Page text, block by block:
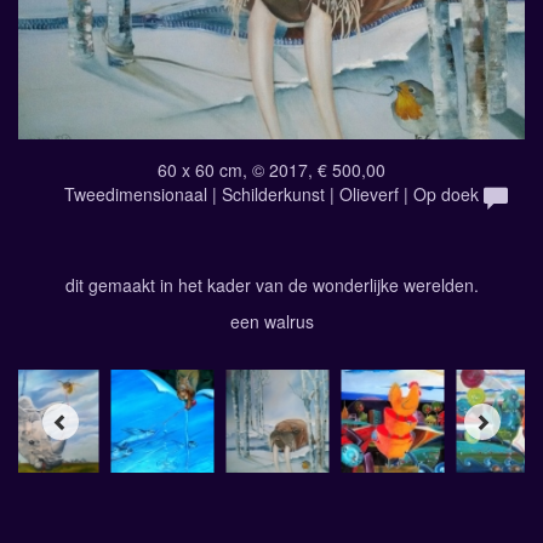
60 x 60 cm, © 2017, € 500,00
Tweedimensionaal | Schilderkunst | Olieverf | Op doek
dit gemaakt in het kader van de wonderlijke werelden.
een walrus